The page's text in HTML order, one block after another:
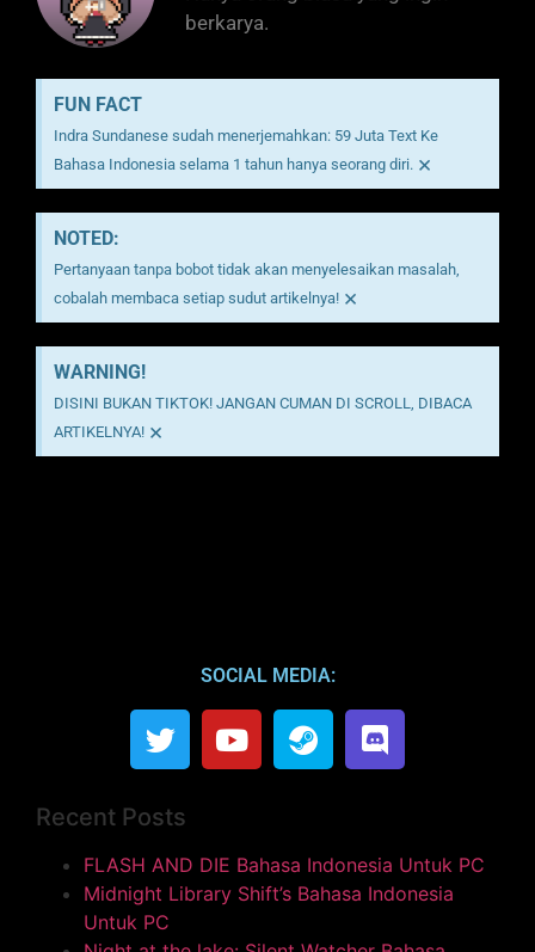
berkarya.
FUN FACT
Indra Sundanese sudah menerjemahkan: 59 Juta Text Ke
Bahasa Indonesia selama 1 tahun hanya seorang diri. ×
NOTED:
Pertanyaan tanpa bobot tidak akan menyelesaikan masalah,
cobalah membaca setiap sudut artikelnya! ×
WARNING!
DISINI BUKAN TIKTOK! JANGAN CUMAN DI SCROLL, DIBACA
ARTIKELNYA! ×
SOCIAL MEDIA:
Recent Posts
FLASH AND DIE Bahasa Indonesia Untuk PC
Midnight Library Shift’s Bahasa Indonesia
Untuk PC